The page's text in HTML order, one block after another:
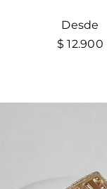
Desde
$ 12.900